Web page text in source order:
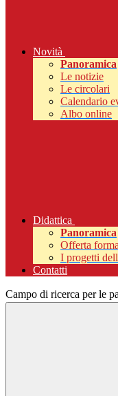
Novità
Panoramica
Le notizie
Le circolari
Calendario
Albo online
Didattica
Panoramica
Offerta
I progetti
Contatti
Campo di ricerca per le